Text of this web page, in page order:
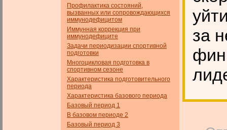
Профилактика состояний,
вызванных или сопровождающихся
иммунодефицитом
Иммунная коррекция при
иммунодефиците
Задачи периодизации спортивной
подготовки
Многоцикловая подготовка в
спортивном сезоне
Характеристика подготовительного
периода
Характеристика базового периода
Базовый период 1
В базовом периоде 2
Базовый период 3
за